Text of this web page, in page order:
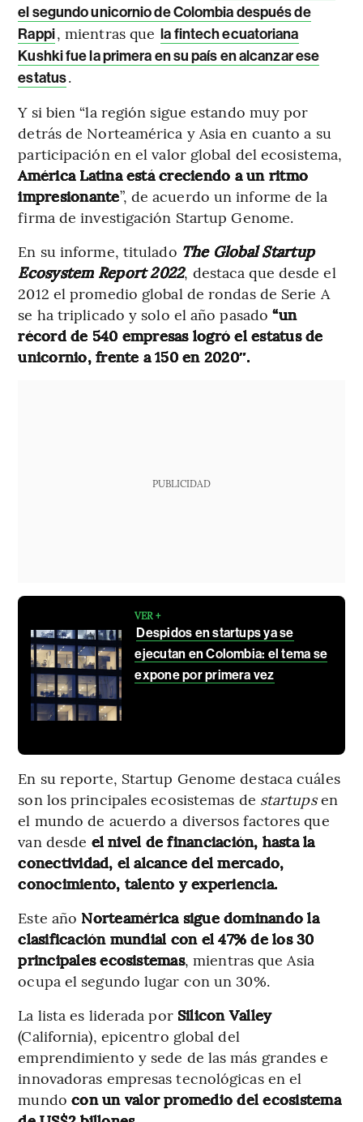
el segundo unicornio de Colombia después de
Rappi, mientras que la fintech ecuatoriana
Kushki fue la primera en su país en alcanzar ese
estatus.
Y si bien “la región sigue estando muy por
detrás de Norteamérica y Asia en cuanto a su
participación en el valor global del ecosistema,
América Latina está creciendo a un ritmo
impresionante”, de acuerdo un informe de la
firma de investigación Startup Genome.
En su informe, titulado The Global Startup
Ecosystem Report 2022, destaca que desde el
2012 el promedio global de rondas de Serie A
se ha triplicado y solo el año pasado “un
récord de 540 empresas logró el estatus de
unicornio, frente a 150 en 2020″.
PUBLICIDAD
VER +
Despidos en startups ya se
ejecutan en Colombia: el tema se
expone por primera vez
En su reporte, Startup Genome destaca cuáles
son los principales ecosistemas de startupsen
el mundo de acuerdo a diversos factores que
van desde el nivel de financiación, hasta la
conectividad, el alcance del mercado,
conocimiento, talento y experiencia.
Este año Norteamérica sigue dominando la
clasificación mundial con el 47% de los 30
principales ecosistemas, mientras que Asia
ocupa el segundo lugar con un 30%.
La lista es liderada por Silicon Valley
(California), epicentro global del
emprendimiento y sede de las más grandes e
innovadoras empresas tecnológicas en el
mundo con un valor promedio del ecosistema